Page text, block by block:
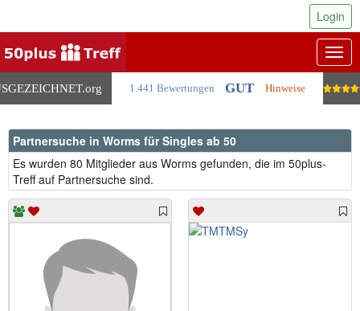
.org 1.441 Bewertungen GUT Hinweise
Login
Partnersuche in Worms für Singles ab 50
Es wurden 80 Mitglieder aus Worms gefunden, die im 50plus-
Treff auf Partnersuche sind.